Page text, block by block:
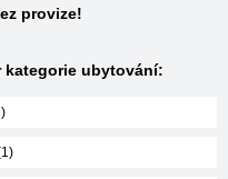
provize!
kategorie ubytování: